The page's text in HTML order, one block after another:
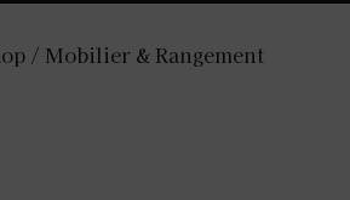
/ Mobilier & Rangement